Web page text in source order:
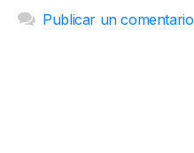
Publicar un comentario